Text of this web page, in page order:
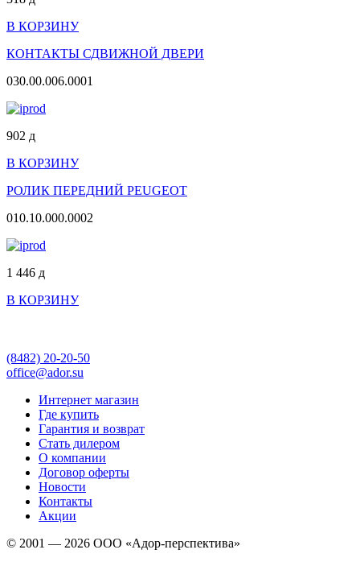
В КОРЗИНУ
КОНТАКТЫ СДВИЖНОЙ ДВЕРИ
030.00.006.0001
902 д
В КОРЗИНУ
РОЛИК ПЕРЕДНИЙ PEUGEOT
010.10.000.0002
1 446 д
В КОРЗИНУ
(8482) 20-20-50
office@ador.su
Интернет магазин
Где купить
Гарантия и возврат
Стать дилером
О компании
Договор оферты
Новости
Контакты
Акции
© 2001 — 2026 ООО «Адор-перспектива»